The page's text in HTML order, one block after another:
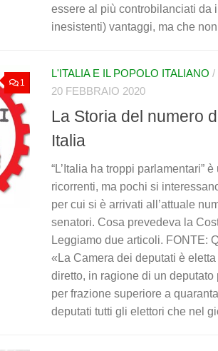
essere al più controbilanciati da
inesistenti) vantaggi, ma che
1
L'ITALIA E IL POPOLO ITALIANO /
20 FEBBRAIO 2020
La Storia del numero
Italia
“L’Italia ha troppi parlamentari”
ricorrenti, ma pochi si
per cui si è arrivati all’attuale
senatori. Cosa prevedeva la
Leggiamo due articoli. FONTE:
«La Camera dei deputati è
diretto, in ragione di un
per frazione superiore a
deputati tutti gli elettori che nel